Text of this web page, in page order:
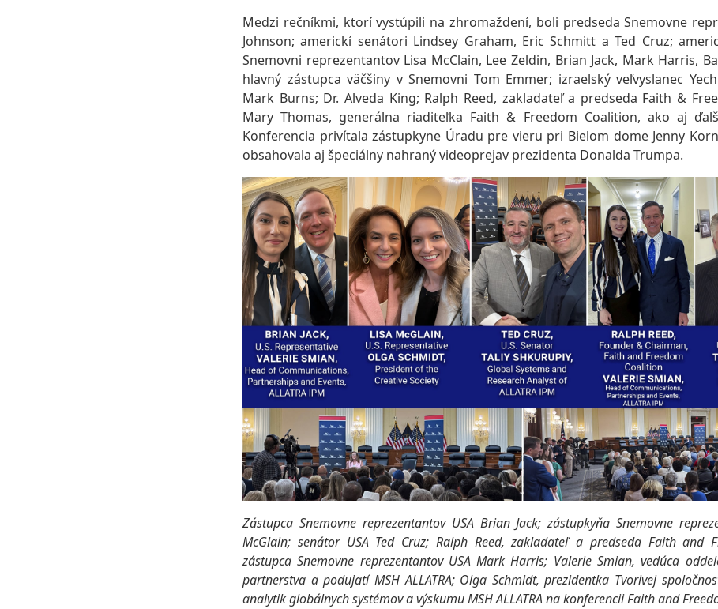
Medzi rečníkmi, ktorí vystúpili na zhromaždení, boli predseda Snemovne
Johnson; americkí senátori Lindsey Graham, Eric Schmitt a Ted Cruz;
Snemovni reprezentantov Lisa McClain, Lee Zeldin, Brian Jack, Mark Harris,
hlavný zástupca väčšiny v Snemovni Tom Emmer; izraelský veľvyslanec
Mark Burns; Dr. Alveda King; Ralph Reed, zakladateľ a predseda Faith &
Mary Thomas, generálna riaditeľka Faith & Freedom Coalition, ako aj
Konferencia privítala zástupkyne Úradu pre vieru pri Bielom dome Jenny
obsahovala aj špeciálny nahraný videoprejav prezidenta Donalda Trumpa.
Zástupca Snemovne reprezentantov USA Brian Jack; zástupkyňa Snemovne
McGlain; senátor USA Ted Cruz; Ralph Reed, zakladateľ a predseda Faith and
zástupca Snemovne reprezentantov USA Mark Harris; Valerie Smian, vedúca
partnerstva a podujatí MSH ALLATRA; Olga Schmidt, prezidentka Tvorivej
analytik globálnych systémov a výskumu MSH ALLATRA na konferencii Faith and